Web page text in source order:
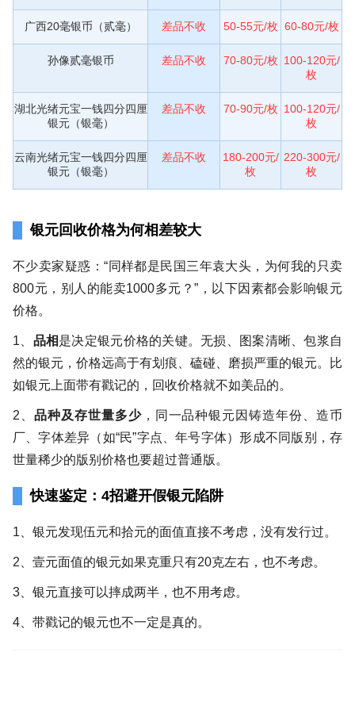
广西20毫银币（贰毫） 差品不收 50-55元/枚 60-80元/枚
孙像贰毫银币 差品不收 70-80元/枚 100-120元/
枚
湖北光绪元宝一钱四分四厘
银元（银毫）
差品不收 70-90元/枚 100-120元/
枚
云南光绪元宝一钱四分四厘
银元（银毫）
差品不收
180-200元/
枚
220-300元/
枚
银元回收价格为何相差较大
不少卖家疑惑：“同样都是民国三年袁大头，为何我的只卖
800元，别人的能卖1000多元？”，以下因素都会影响银元
价格。
1、 品相是决定银元价格的关键。无损、图案清晰、包浆自
然的银元，价格远高于有划痕、磕碰、磨损严重的银元。比
如银元上面带有戳记的，回收价格就不如美品的。
2、 品种及存世量多少，同一品种银元因铸造年份、造币
厂、字体差异（如“民”字点、年号字体）形成不同版别，存
世量稀少的版别价格也要超过普通版。
快速鉴定：4招避开假银元陷阱
1、银元发现伍元和拾元的面值直接不考虑，没有发行过。
2、壹元面值的银元如果克重只有20克左右，也不考虑。
3、银元直接可以摔成两半，也不用考虑。
4、带戳记的银元也不一定是真的。